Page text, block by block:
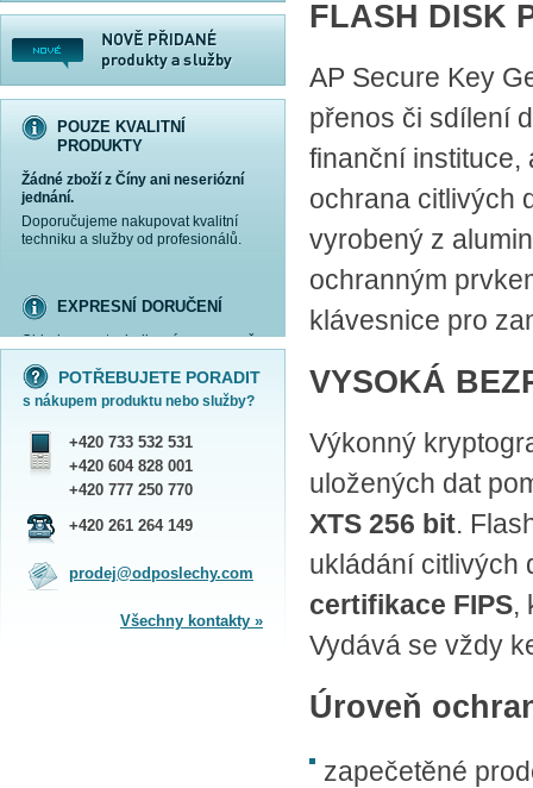
POUZE KVALITNÍ
PRODUKTY
Žádné zboží z Číny ani neseriózní
jednání.
Doporučujeme nakupovat kvalitní
techniku a služby od profesionálů.
více informací »
EXPRESNÍ DORUČENÍ
Objednanou techniku vám expresně
Praha - DNES
ČR - ZÍTRA DO 17 HODIN
Dále zasíláme zboží Obchodním
balíkem České pošty nebo přepravní
službou PPL.
více informací »
SHOWROOM PRAHA
Náš sortiment si můžete
prohlédnout, vyzkoušet a zakoupit
Jsme zkušení odborníci a rádi vám s
více informací »
více informací »
POTŘEBUJETE PORADIT
s nákupem produktu nebo služby?
+420 733 532 531
+420 604 828 001
+420 777 250 770
+420 261 264 149
prodej@odposlechy.com
Všechny kontakty »
FLASH DISK
AP Secure Key
přenos či sdílení
finanční instituce,
ochrana citlivých
vyrobený z
ochranným
klávesnice pro
VYSOKÁ
Výkonný
uložených dat
XTS 256 bit.
ukládání citlivých
certifikace FIPS,
Vydává se vždy
Úroveň
zapečetěné